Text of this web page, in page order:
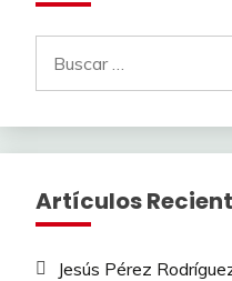
Artículos
Jesús Pérez